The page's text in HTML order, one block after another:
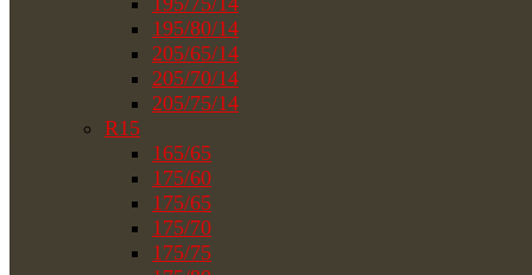
195/80/14
205/65/14
205/70/14
205/75/14
R15
165/65
175/60
175/65
175/70
175/75